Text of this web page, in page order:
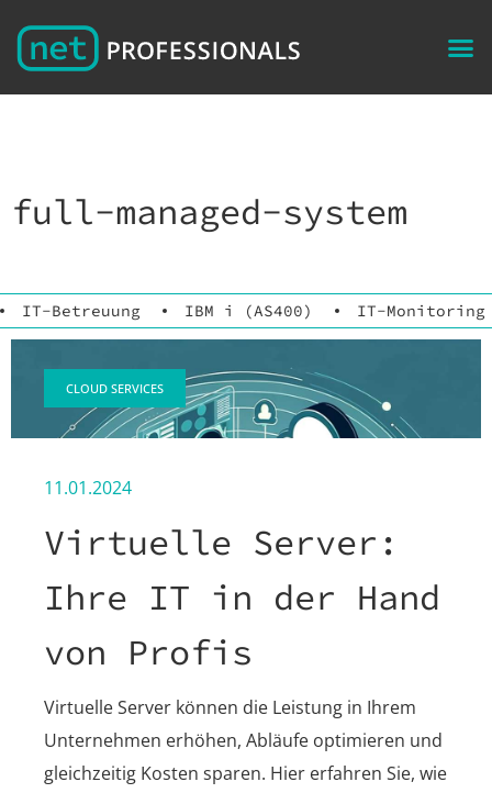
full-managed-system
IT-Betreuung IBM i (AS400) IT-Monitoring
CLOUD SERVICES
11.01.2024
Virtuelle Server:
Ihre IT in der Hand
von Profis
Virtuelle Server können die Leistung in Ihrem
Unternehmen erhöhen, Abläufe optimieren und
gleichzeitig Kosten sparen. Hier erfahren Sie, wie